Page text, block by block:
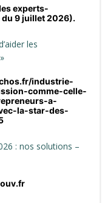
experts-
9 juillet 2026).
les
industrie-
comme-celle-
a-
la-star-des-
: nos solutions –